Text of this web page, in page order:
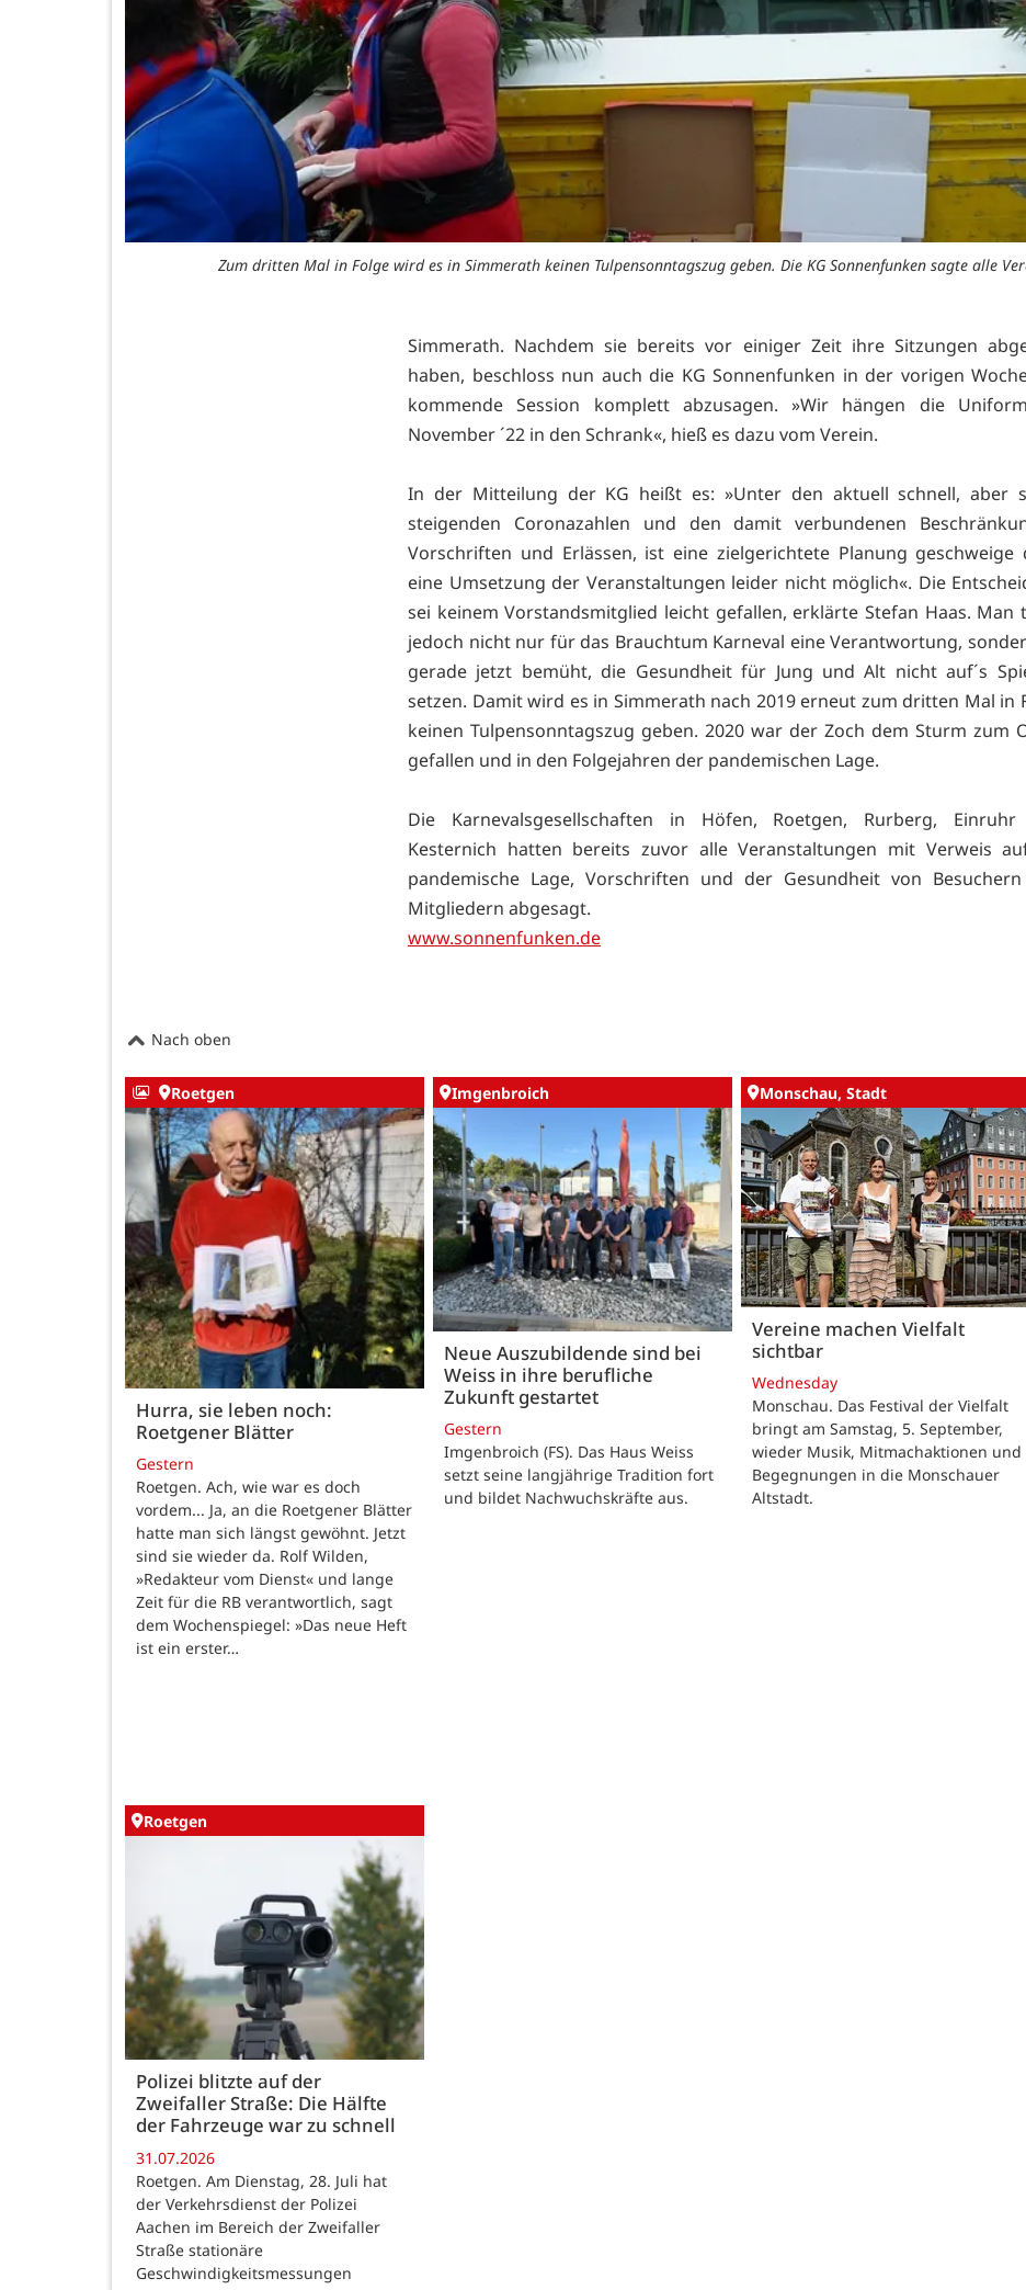
Zum dritten Mal in Folge wird es in Simmerath keinen Tulpensonntagszug geben. Die KG Sonnenfunken sagte alle
Simmerath. Nachdem sie bereits vor einiger Zeit ihre Sitzungen
haben, beschloss nun auch die KG Sonnenfunken in der vorigen
kommende Session komplett abzusagen. »Wir hängen die
November ´22 in den Schrank«, hieß es dazu vom Verein.
In der Mitteilung der KG heißt es: »Unter den aktuell schnell, aber
steigenden Coronazahlen und den damit verbundenen
Vorschriften und Erlässen, ist eine zielgerichtete Planung geschweige
eine Umsetzung der Veranstaltungen leider nicht möglich«. Die
sei keinem Vorstandsmitglied leicht gefallen, erklärte Stefan Haas. Man
jedoch nicht nur für das Brauchtum Karneval eine Verantwortung,
gerade jetzt bemüht, die Gesundheit für Jung und Alt nicht auf´s
setzen. Damit wird es in Simmerath nach 2019 erneut zum dritten Mal in
keinen Tulpensonntagszug geben. 2020 war der Zoch dem Sturm zum
gefallen und in den Folgejahren der pandemischen Lage.
Die Karnevalsgesellschaften in Höfen, Roetgen, Rurberg,
Kesternich hatten bereits zuvor alle Veranstaltungen mit Verweis
pandemische Lage, Vorschriften und der Gesundheit von
Mitgliedern abgesagt.
www.sonnenfunken.de
Nach oben
Roetgen
Hurra, sie leben noch:
Roetgener Blätter
Gestern
Roetgen. Ach, wie war es doch
vordem... Ja, an die Roetgener Blätter
hatte man sich längst gewöhnt. Jetzt
sind sie wieder da. Rolf Wilden,
»Redakteur vom Dienst« und lange
Zeit für die RB verantwortlich, sagt
dem Wochenspiegel: »Das neue Heft
ist ein erster…
Imgenbroich
Neue Auszubildende sind bei
Weiss in ihre berufliche
Zukunft gestartet
Gestern
Imgenbroich (FS). Das Haus Weiss
setzt seine langjährige Tradition fort
und bildet Nachwuchskräfte aus.
Monschau, Stadt
Vereine machen Vielfalt
sichtbar
Wednesday
Monschau. Das Festival der Vielfalt
bringt am Samstag, 5. September,
wieder Musik, Mitmachaktionen und
Begegnungen in die Monschauer
Altstadt.
Roetgen
Polizei blitzte auf der
Zweifaller Straße: Die Hälfte
der Fahrzeuge war zu schnell
31.07.2026
Roetgen. Am Dienstag, 28. Juli hat
der Verkehrsdienst der Polizei
Aachen im Bereich der Zweifaller
Straße stationäre
Geschwindigkeitsmessungen